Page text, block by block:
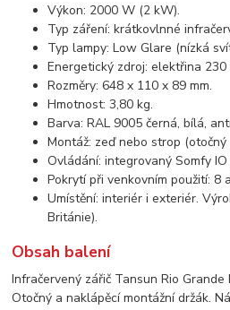
Výkon: 2000 W (2 kW).
Typ záření: krátkovlnné
Typ lampy: Low Glare (nízká
Energetický zdroj: elektřina 230
Rozměry: 648 x 110 x 89 mm.
Hmotnost: 3,80 kg.
Barva: RAL 9005 černá, bílá,
Montáž: zeď nebo strop
Ovládání: integrovaný Somfy
Pokrytí při venkovním použití: 8
Umístění: interiér i exteriér.
Británie).
Obsah balení
Infračervený zářič Tansun Rio Grande
Otočný a naklápěcí montážní držák.